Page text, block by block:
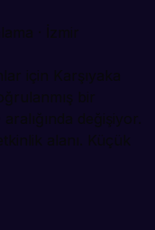
· İzmir
için Karşıyaka
bir
değişiyor.
alanı. Küçük